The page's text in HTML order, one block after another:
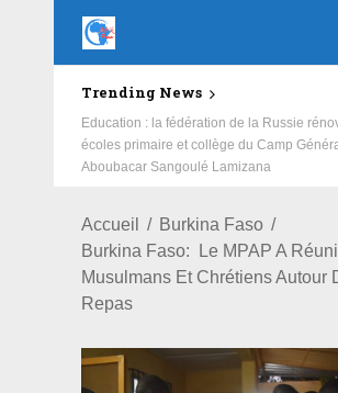
Trending News
Education : la fédération de la Russie
écoles primaire et collège du Camp
Aboubacar Sangoulé Lamizana
Accueil
Burkina Faso
Burkina Faso: Le MPAP A Réuni
Musulmans Et Chrétiens Autour
Repas